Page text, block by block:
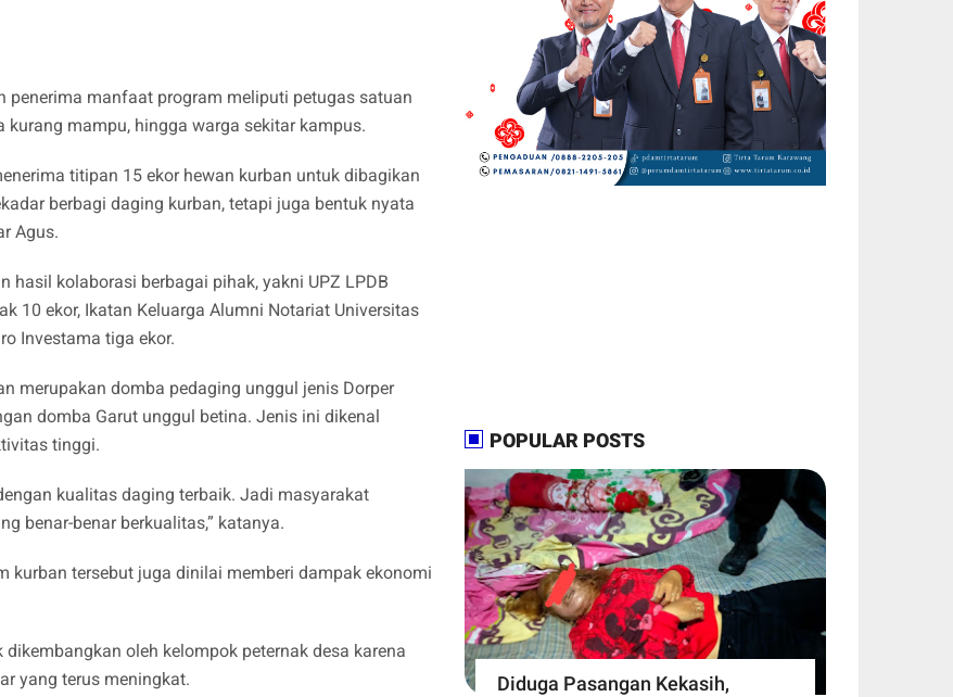
penerima manfaat program meliputi petugas satuan
mampu, hingga warga sekitar kampus.
titipan 15 ekor hewan kurban untuk dibagikan
berbagi daging kurban, tetapi juga bentuk nyata
Agus.
hasil kolaborasi berbagai pihak, yakni UPZ LPDB
10 ekor, Ikatan Keluarga Alumni Notariat Universitas
Investama tiga ekor.
merupakan domba pedaging unggul jenis Dorper
domba Garut unggul betina. Jenis ini dikenal
tinggi.
kualitas daging terbaik. Jadi masyarakat
benar-benar berkualitas,” katanya.
kurban tersebut juga dinilai memberi dampak ekonomi
oleh kelompok peternak desa karena
yang terus meningkat.
POPULAR POSTS
Diduga Pasangan Kekasih,